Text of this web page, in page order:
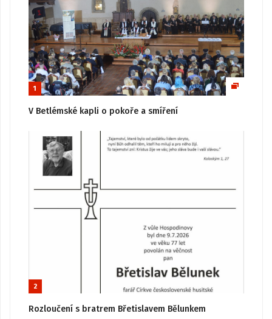
1
V Betlémské kapli o pokoře a smíření
2
Rozloučení s bratrem Břetislavem Bělunkem